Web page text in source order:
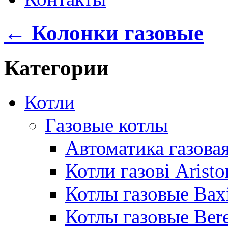
← Колонки газовые
Категории
Котли
Газовые котлы
Автоматика
Котли газові
Котлы газовые
Котлы газовые